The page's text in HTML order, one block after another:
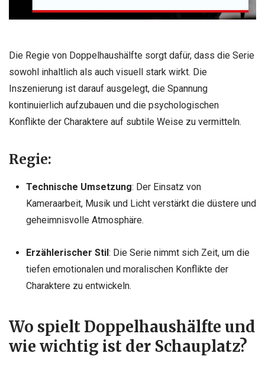
Die Regie von Doppelhaushälfte sorgt dafür, dass die Serie
sowohl inhaltlich als auch visuell stark wirkt. Die
Inszenierung ist darauf ausgelegt, die Spannung
kontinuierlich aufzubauen und die psychologischen
Konflikte der Charaktere auf subtile Weise zu vermitteln.
Regie:
Technische Umsetzung: Der Einsatz von
Kameraarbeit, Musik und Licht verstärkt die düstere und
geheimnisvolle Atmosphäre.
Erzählerischer Stil : Die Serie nimmt sich Zeit, um die
tiefen emotionalen und moralischen Konflikte der
Charaktere zu entwickeln.
Wo spielt Doppelhaushälfte und
wie wichtig ist der Schauplatz?